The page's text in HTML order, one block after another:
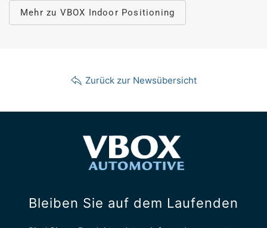
Mehr zu VBOX Indoor Positioning
Zurück zur Newsübersicht
Bleiben Sie auf dem Laufenden